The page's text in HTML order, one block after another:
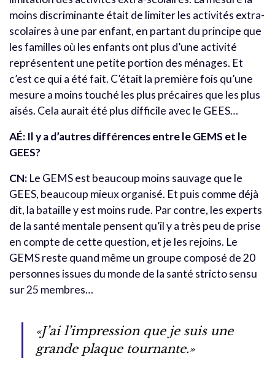
moins discriminante était de limiter les activités extra-
scolaires à une par enfant, en partant du principe que
les familles où les enfants ont plus d’une activité
représentent une petite portion des ménages. Et
c’est ce qui a été fait. C’était la première fois qu’une
mesure a moins touché les plus précaires que les plus
aisés. Cela aurait été plus difficile avec le GEES…
AÉ: Il y a d’autres différences entre le GEMS et le
GEES?
CN: Le GEMS est beaucoup moins sauvage que le
GEES, beaucoup mieux organisé. Et puis comme déjà
dit, la bataille y est moins rude. Par contre, les experts
de la santé mentale pensent qu’il y a très peu de prise
en compte de cette question, et je les rejoins. Le
GEMS reste quand même un groupe composé de 20
personnes issues du monde de la santé stricto sensu
sur 25 membres…
«J’ai l’impression que je suis une
grande plaque tournante.»